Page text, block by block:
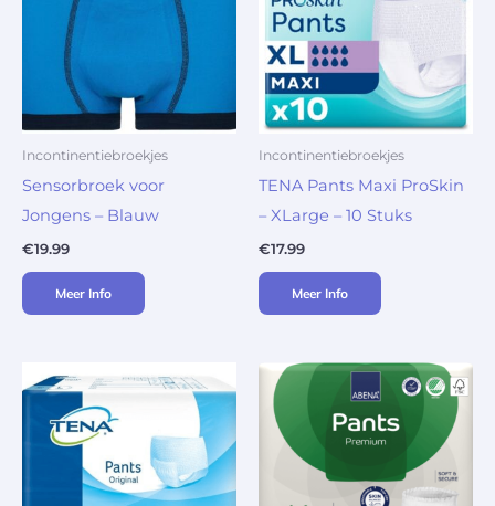
Incontinentiebroekjes
Sensorbroek voor
Jongens – Blauw
€19.99
Meer Info
Incontinentiebroekjes
TENA Pants Maxi ProSkin
– XLarge – 10 Stuks
€17.99
Meer Info